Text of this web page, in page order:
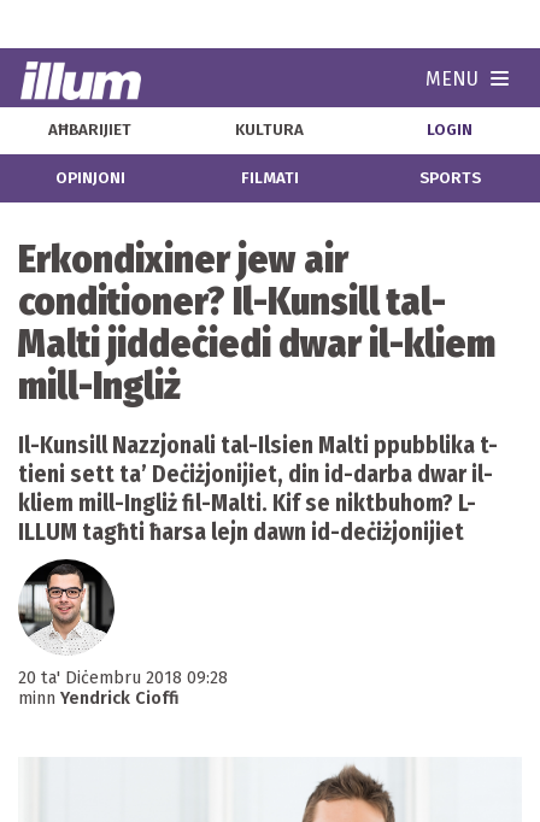
MENU
AĦBARIJIET KULTURA LOGIN
OPINJONI FILMATI SPORTS
Erkondixiner jew air
conditioner? Il-Kunsill tal-
Malti jiddeċiedi dwar il-kliem
mill-Ingliż
Il-Kunsill Nazzjonali tal-Ilsien Malti ppubblika t-
tieni sett ta’ Deċiżjonijiet, din id-darba dwar il-
kliem mill-Ingliż fil-Malti. Kif se niktbuhom? L-
ILLUM tagħti ħarsa lejn dawn id-deċiżjonijiet
20 ta' Diċembru 2018 09:28
minn Yendrick Cioffi